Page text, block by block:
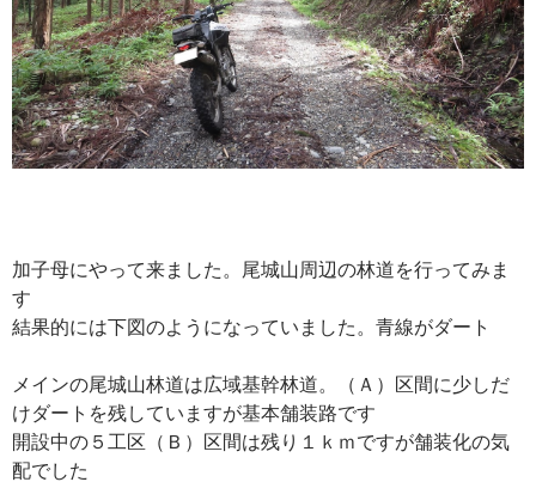
加子母にやって来ました。尾城山周辺の林道を行ってみま
す
結果的には下図のようになっていました。青線がダート
メインの尾城山林道は広域基幹林道。（Ａ）区間に少しだ
けダートを残していますが基本舗装路です
開設中の５工区（Ｂ）区間は残り１ｋｍですが舗装化の気
配でした